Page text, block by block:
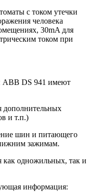
с током утечки
человека
30mA для
током при
ABB DS 941 имеют
дополнительных
и т.п.)
шин и питающего
зажимам.
как одножильных, так и
информация: